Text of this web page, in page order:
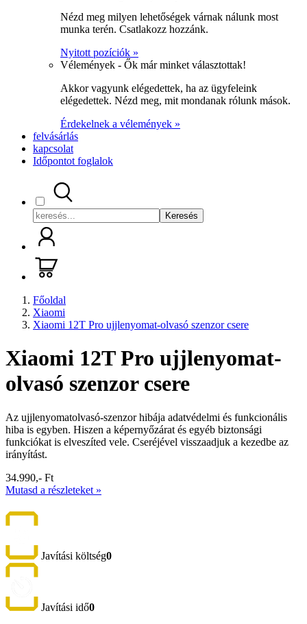
Nézd meg milyen lehetőségek várnak nálunk most
munka terén. Csatlakozz hozzánk.
Nyitott pozíciók »
Vélemények - Ők már minket választottak!
Akkor vagyunk elégedettek, ha az ügyfeleink
elégedettek. Nézd meg, mit mondanak rólunk mások.
Érdekelnek a vélemények »
felvásárlás
kapcsolat
Időpontot foglalok
Keresés
Főoldal
Xiaomi
Xiaomi 12T Pro ujjlenyomat-olvasó szenzor csere
Xiaomi 12T Pro ujjlenyomat-
olvasó szenzor csere
Az ujjlenyomatolvasó-szenzor hibája adatvédelmi és funkcionális
hiba is egyben. Hiszen a képernyőzárat és egyéb biztonsági
funkciókat is elveszíted vele. Cseréjével visszaadjuk a kezedbe az
irányítást.
34.990,- Ft
Mutasd a részleteket »
Javítási költség0
Javítási idő0